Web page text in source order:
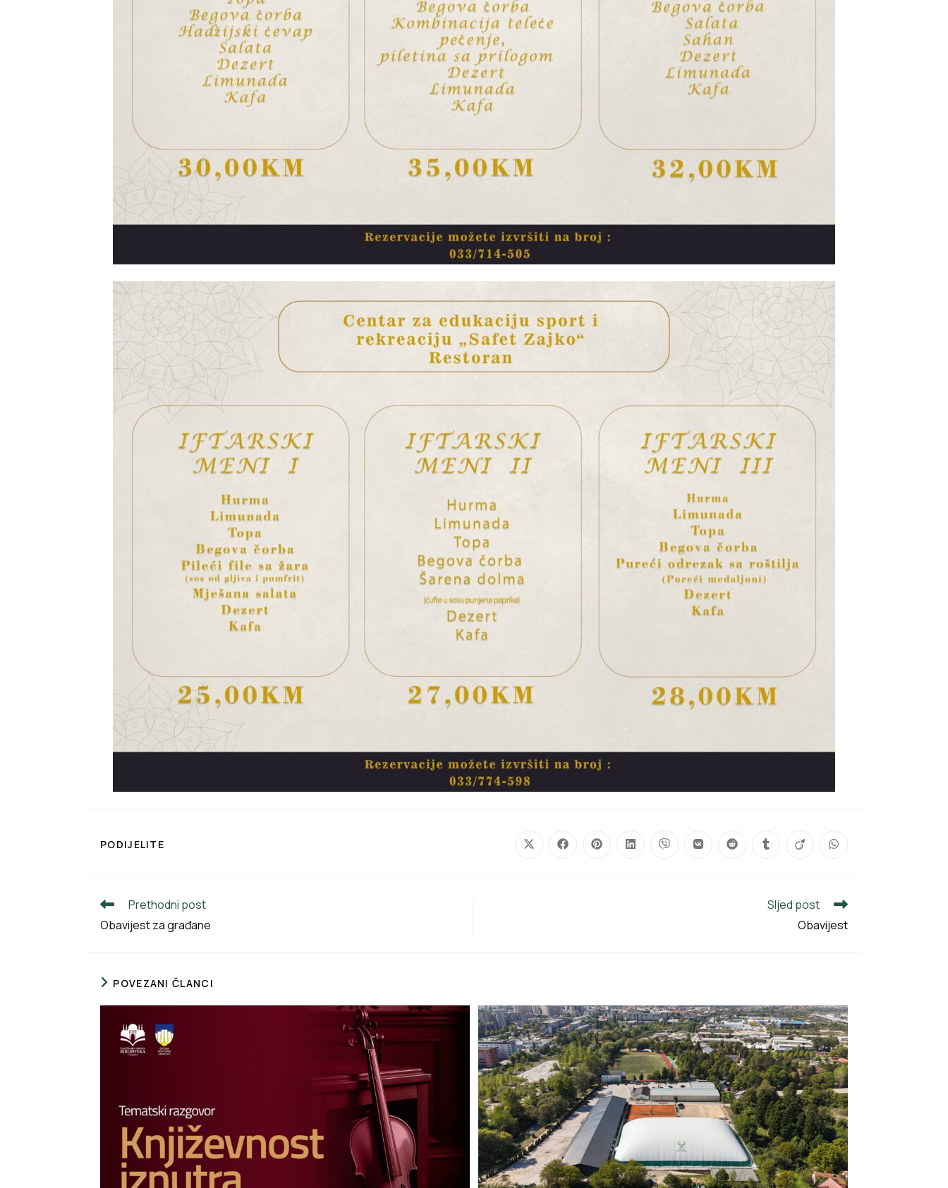
PODIJELITE
Prethodni post
Obavijest za građane
Sljed post
Obavijest
POVEZANI ČLANCI